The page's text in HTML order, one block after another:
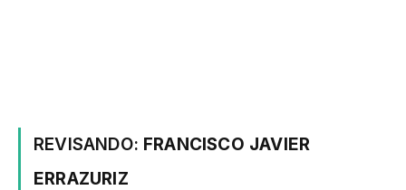
REVISANDO: FRANCISCO JAVIER
ERRAZURIZ